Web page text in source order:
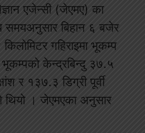
एजेन्सी (जेएमए) का
समयअनुसार बिहान ६ बजेर
गहिराइमा भूकम्प
केन्द्रबिन्दु ३७.५
र १३७.३ डिग्री पूर्वी
थियो । जेएमएका अनुसार